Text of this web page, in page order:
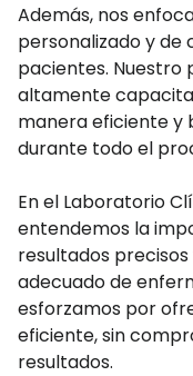
Además, nos
personalizado y de
pacientes. Nuestro
altamente
manera eficiente y
durante todo el
En el Laboratorio
entendemos la
resultados
adecuado de
esforzamos por
eficiente, sin
resultados.